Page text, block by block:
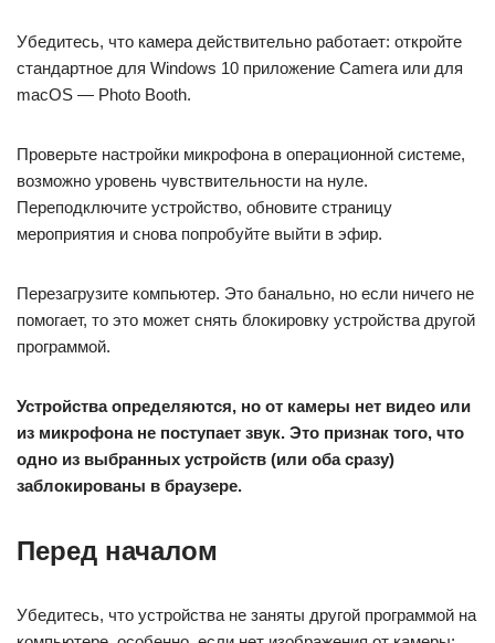
Убедитесь, что камера действительно работает: откройте
стандартное для Windows 10 приложение Camera или для
macOS — Photo Booth.
Проверьте настройки микрофона в операционной системе,
возможно уровень чувствительности на нуле.
Переподключите устройство, обновите страницу
мероприятия и снова попробуйте выйти в эфир.
Перезагрузите компьютер. Это банально, но если ничего не
помогает, то это может снять блокировку устройства другой
программой.
Устройства определяются, но от камеры нет видео или
из микрофона не поступает звук. Это признак того, что
одно из выбранных устройств (или оба сразу)
заблокированы в браузере.
Перед началом
Убедитесь, что устройства не заняты другой программой на